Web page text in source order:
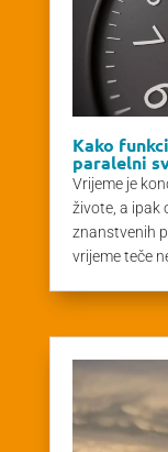
Kako
paralelni
Vrijeme je
živote, a ipak
znanstvenih
vrijeme teče